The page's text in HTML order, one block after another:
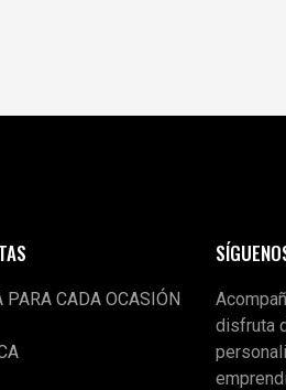
PARA CADA OCASIÓN
disfruta